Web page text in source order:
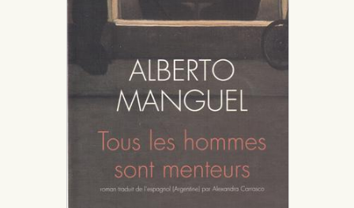
DROITS / RIGHTS
À PROPOS